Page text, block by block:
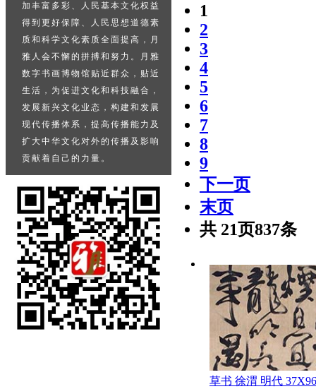
加丰富多彩、人民基本文化权益
得到更好保障、人民思想道德素
质和科学文化素质全面提高，月
雅人会不懈的拼搏和努力。月雅
数字书画博物馆贴近群众，贴近
生活，为促进文化和科技融合，
发展新兴文化业态，构建和发展
现代传播体系，提高传播能力及
扩大中华文化对外的传播及影响
1
2
3
4
5
6
7
8
9
下一页
末页
共 21页837条
草书 徐渭 明代 37X96